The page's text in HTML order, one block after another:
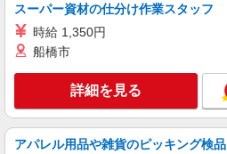
スーパー資材の仕分け作業スタッフ
時給 1,350円
船橋市
詳細を見る
アパレル用品や雑貨のピッキング検品